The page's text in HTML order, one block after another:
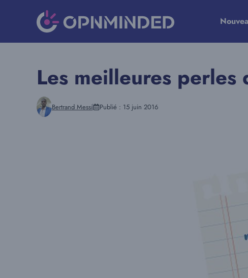
Les meilleures perles
Bertrand Messi Publié : 15 juin 2016